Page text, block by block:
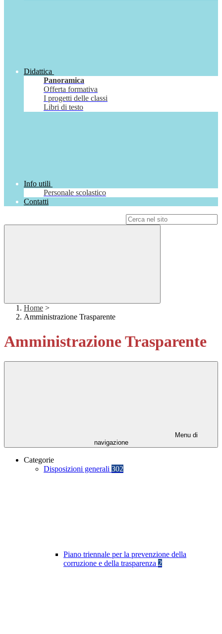
Didattica
Panoramica
Offerta formativa
I progetti delle classi
Libri di testo
Info utili
Personale scolastico
Contatti
Home >
Amministrazione Trasparente
Amministrazione Trasparente
Menu di
navigazione
Categorie
Disposizioni generali 302
Piano triennale per la prevenzione della
corruzione e della trasparenza 2